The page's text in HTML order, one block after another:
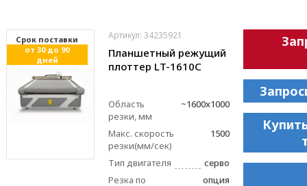
Cрок поставки
от 30 до 90
дней
Артикул: 34235921
Планшетный режущий
плоттер LT-1610C
Область
резки, мм
~1600x1000
Макс. скорость
резки(мм/сек)
1500
Тип двигателя
серво
Резка по
опция